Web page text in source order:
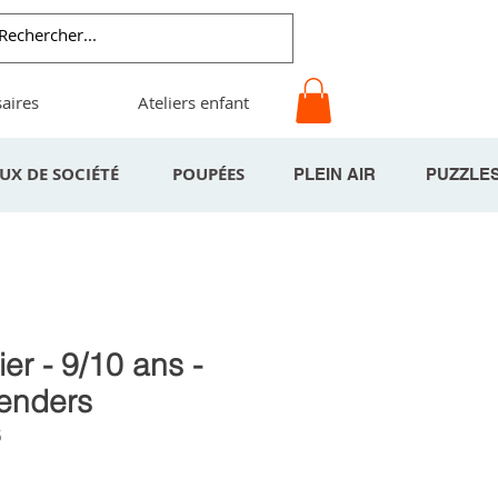
Ateliers enfant
DE SOCIÉTÉ POUPÉES PLEIN AIR
- 9/10 ans -